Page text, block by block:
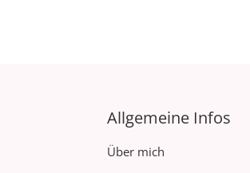
Allgemeine Infos
Über mich